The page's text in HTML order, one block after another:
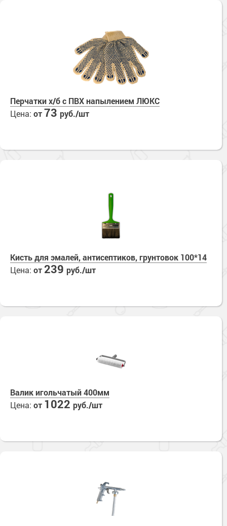
Перчатки х/б с ПВХ напылением ЛЮКС
Цена: от73 руб./шт
Кисть для эмалей, антисептиков, грунтовок 100*14
Цена: от239 руб./шт
Валик игольчатый 400мм
Цена: от 1022 руб./шт